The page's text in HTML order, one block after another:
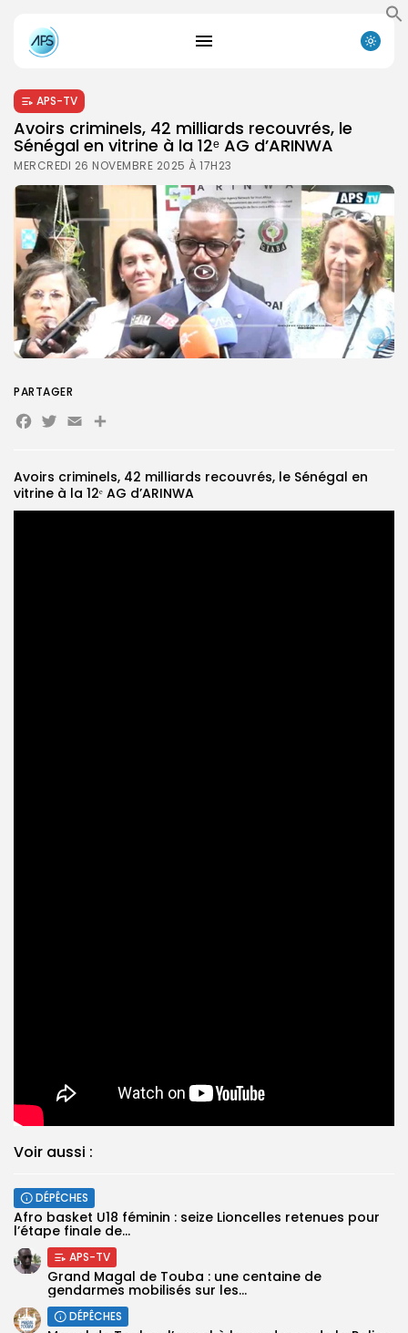
for: Button
APS-TV
Avoirs criminels, 42 milliards recouvrés, le
Sénégal en vitrine à la 12ᵉ AG d’ARINWA
MERCREDI 26 NOVEMBRE 2025 À 17H23
Avoirs criminels, 42 milliards recouvrés, le Sénégal en
vitrine à la 12ᵉ AG d’ARINWA
Voir aussi :
DÉPÊCHES
‎Afro basket U18 féminin : seize Lioncelles retenues pour
l’étape finale de...
APS-TV
Grand Magal de Touba : une centaine de
gendarmes mobilisés sur les...
DÉPÊCHES
PARTAGER
Facebook
Twitter
EmailPartager